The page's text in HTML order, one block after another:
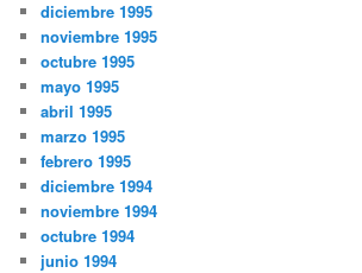
diciembre 1995
noviembre 1995
octubre 1995
mayo 1995
abril 1995
marzo 1995
febrero 1995
diciembre 1994
noviembre 1994
octubre 1994
junio 1994